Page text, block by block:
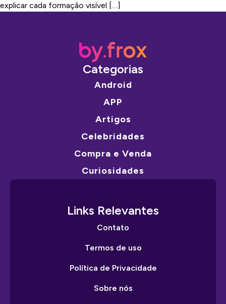
explicar cada formação visível […]
Categorias
Android
APP
Artigos
Celebridades
Compra e Venda
Curiosidades
Links Relevantes
Contato
Termos de uso
Política de Privacidade
Sobre nós